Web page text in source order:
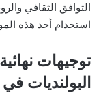
التوافق الثقافي
استخدام أحد هذه
توجيهات
البولنديات